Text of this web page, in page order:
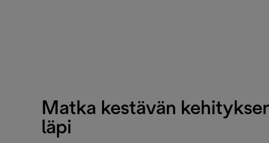
Matka kestävän
läpi